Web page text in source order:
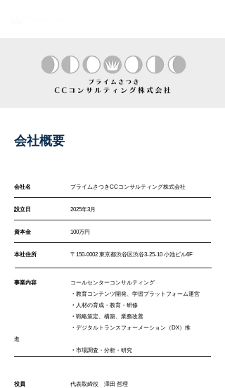
会社概要
会社名 プライムさつきCCコンサルティング株式会社
設立日 2025年3月
資本金 100万円
本社住所 〒150-0002 東京都渋谷区渋谷3-25-10 小池ビル6F
事業内容
コールセンターコンサルティング
・ 教育コンテンツ開発、 学習プラットフォーム運営
・ 人材の育成・教育・研修
・ 戦略策定、構築、業務改善
・ デジタルトランスフォーメーション（DX）推
進
・ 市場調査・分析・研究
役員 代表取締役 澤田 哲理